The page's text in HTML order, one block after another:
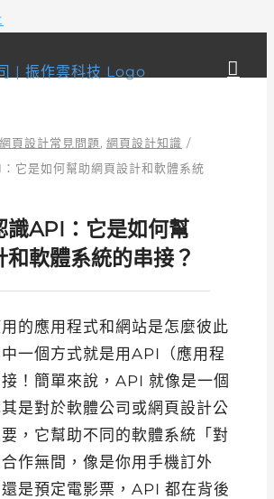
網頁設計常見問題 網頁設計知識
它是如何幫助網頁設計和軟體系統
識API：它是如何幫
軟體系統的串接？
的應用程式和網站是怎麼彼此
一個方式就是用API（應用程
！簡單來說，API 就像是一個
是對於軟體公司或網頁設計公
，它幫助不同的軟體系統「對
作無間，像是你用手機訂外
是預定電影票，API 都在背後